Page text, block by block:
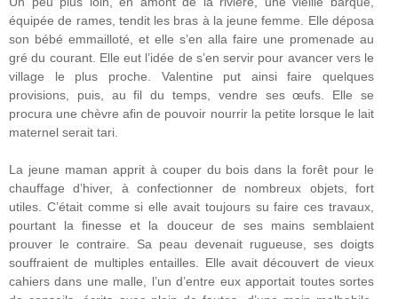
équipée de rames, tendit les bras à la jeune femme. Elle déposa
son bébé emmailloté, et elle s’en alla faire une promenade au
gré du courant. Elle eut l’idée de s’en servir pour avancer vers le
village le plus proche. Valentine put ainsi faire quelques
provisions, puis, au fil du temps, vendre ses œufs. Elle se
procura une chèvre afin de pouvoir nourrir la petite lorsque le lait
maternel serait tari.
La jeune maman apprit à couper du bois dans la forêt pour le
chauffage d’hiver, à confectionner de nombreux objets, fort
utiles. C’était comme si elle avait toujours su faire ces travaux,
pourtant la finesse et la douceur de ses mains semblaient
prouver le contraire. Sa peau devenait rugueuse, ses doigts
souffraient de multiples entailles. Elle avait découvert de vieux
cahiers dans une malle, l’un d’entre eux apportait toutes sortes